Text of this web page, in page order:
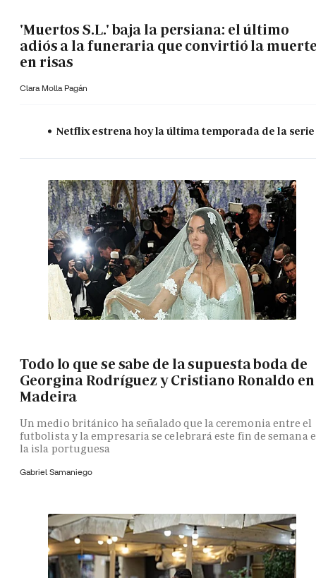
'Muertos S.L.' baja la persiana: el último
adiós a la funeraria que convirtió la
en risas
Clara Molla Pagán
Netflix estrena hoy la última temporada de la serie
Todo lo que se sabe de la supuesta boda de
Georgina Rodríguez y Cristiano Ronaldo en
Madeira
Un medio británico ha señalado que la ceremonia entre el
futbolista y la empresaria se celebrará este fin de semana
la isla portuguesa
Gabriel Samaniego